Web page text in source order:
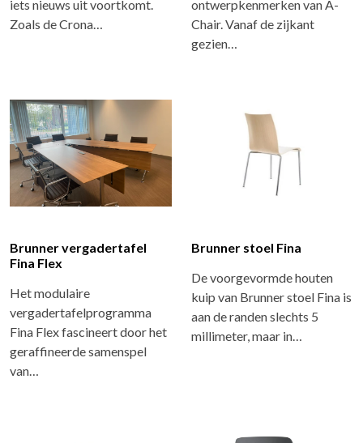
iets nieuws uit voortkomt.
Zoals de Crona…
ontwerpkenmerken van A-
Chair. Vanaf de zijkant
gezien…
Brunner vergadertafel
Fina Flex
Het modulaire
vergadertafelprogramma
Fina Flex fascineert door het
geraffineerde samenspel
van…
Brunner stoel Fina
De voorgevormde houten
kuip van Brunner stoel Fina is
aan de randen slechts 5
millimeter, maar in…